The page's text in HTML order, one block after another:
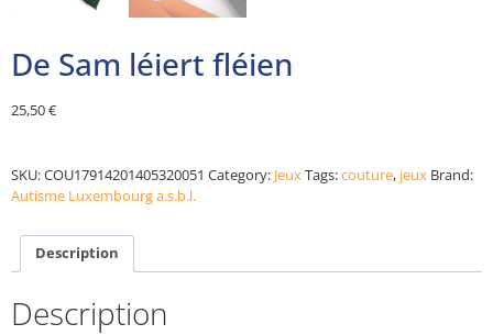
De Sam léiert fléien
25,50€
SKU:COU17914201405320051 Category: JeuxTags:couture, jeux Brand:
Autisme Luxembourg a.s.b.l.
Description
Description